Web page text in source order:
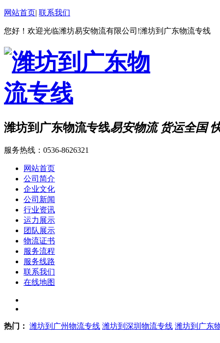
网站首页| 联系我们
您好！欢迎光临潍坊易安物流有限公司!潍坊到广东物流专线
潍坊到广东物流专线易安物流 货运全国
服务热线： 0536-8626321
网站首页
公司简介
企业文化
公司新闻
行业资讯
运力展示
团队展示
物流证书
服务流程
服务线路
联系我们
在线地图
热门： 潍坊到广州物流专线 潍坊到深圳物流专线 潍坊到广东